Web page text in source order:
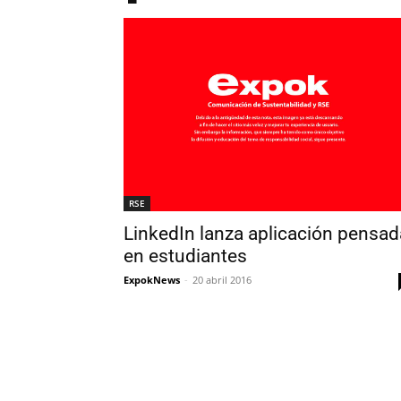
RSE
LinkedIn lanza aplicación
en estudiantes
ExpokNews - 20 abril 2016